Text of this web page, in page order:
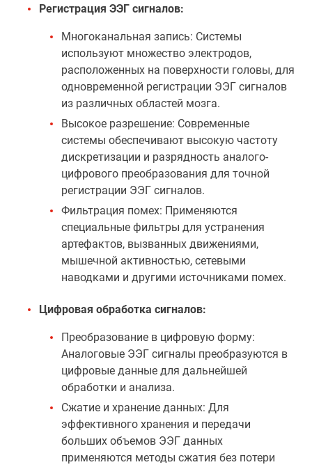
Регистрация ЭЭГ сигналов:
Многоканальная запись: Системы
используют множество электродов,
расположенных на поверхности головы, для
одновременной регистрации ЭЭГ сигналов
из различных областей мозга.
Высокое разрешение: Современные
системы обеспечивают высокую частоту
дискретизации и разрядность аналого-
цифрового преобразования для точной
регистрации ЭЭГ сигналов.
Фильтрация помех: Применяются
специальные фильтры для устранения
артефактов, вызванных движениями,
мышечной активностью, сетевыми
наводками и другими источниками помех.
Цифровая обработка сигналов:
Преобразование в цифровую форму:
Аналоговые ЭЭГ сигналы преобразуются в
цифровые данные для дальнейшей
обработки и анализа.
Сжатие и хранение данных: Для
эффективного хранения и передачи
больших объемов ЭЭГ данных
применяются методы сжатия без потери